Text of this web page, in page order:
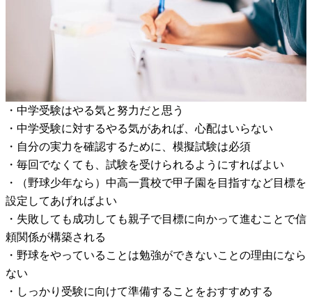
・中学受験はやる気と努力だと思う
・中学受験に対するやる気があれば、心配はいらない
・自分の実力を確認するために、模擬試験は必須
・毎回でなくても、試験を受けられるようにすればよい
・（野球少年なら）中高一貫校で甲子園を目指すなど目標を
設定してあげればよい
・失敗しても成功しても親子で目標に向かって進むことで信
頼関係が構築される
・野球をやっていることは勉強ができないことの理由になら
ない
・しっかり受験に向けて準備することをおすすめする